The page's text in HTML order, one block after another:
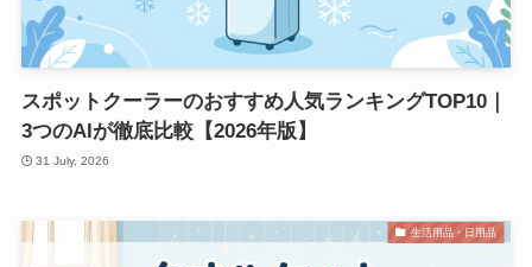
スポットクーラーのおすすめ人気ランキングTOP10｜
3つのAIが徹底比較【2026年版】
31 July, 2026
生活用品・日用品